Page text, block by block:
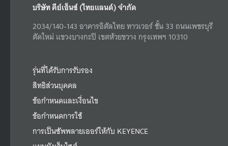
บริษัท คีย์เอ็นซ์ (ไทยแลนด์) จำกัด
2034/140-143 อาคารอิตัลไทย ทาวเวอร์ ชั้น 33 ถนนเพชรบุรี
ตัดใหม่ แขวงบางกะปิ เขตห้วยขวาง กรุงเทพฯ 10310
รุ่นที่ได้รับการรับรอง
สิทธิส่วนบุคคล
ข้อกำหนดและเงื่อนไข
ข้อกำหนดการใช้
การเป็นซัพพลายเออร์ให้กับ KEYENCE